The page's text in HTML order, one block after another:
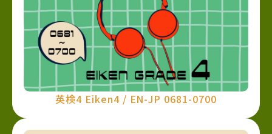
英検4 Eiken4 / EN-JP 0681-0700